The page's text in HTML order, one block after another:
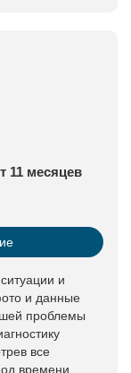
11 месяцев
и
и данные
проблемы
все
времени.